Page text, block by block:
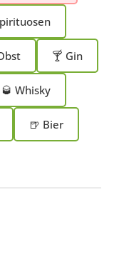
🍸 Gin
🥃 Whisky
🍺 Bier